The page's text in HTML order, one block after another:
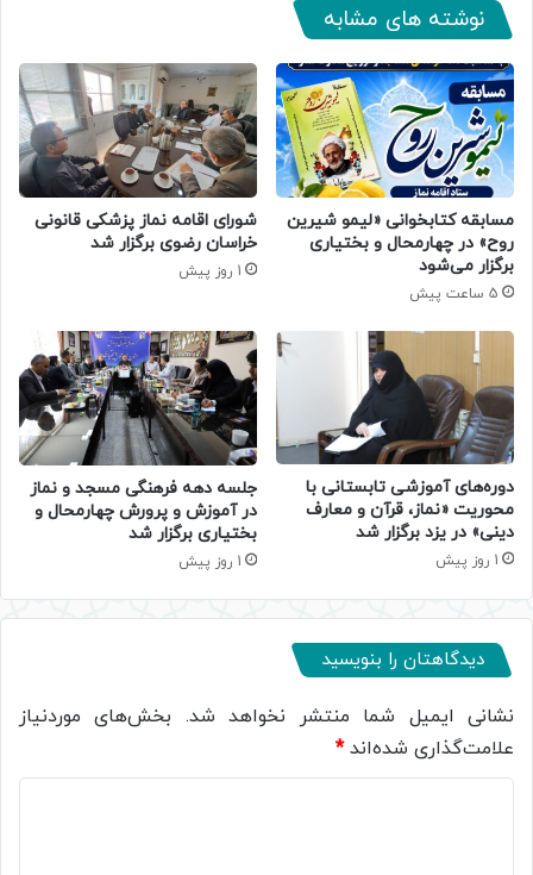
نوشته های مشابه
مسابقه کتابخوانی «لیمو شیرین
روح» در چهارمحال و بختیاری
برگزار می‌شود
5 ساعت پیش
شورای اقامه نماز پزشکی قانونی
خراسان رضوی برگزار شد
1 روز پیش
دوره‌های آموزشی تابستانی با
محوریت «نماز، قرآن و معارف
دینی» در یزد برگزار شد
1 روز پیش
جلسه دهه فرهنگی مسجد و نماز
در آموزش و پرورش چهارمحال و
بختیاری برگزار شد
1 روز پیش
دیدگاهتان را بنویسید
نشانی ایمیل شما منتشر نخواهد شد. بخش‌های موردنیاز
علامت‌گذاری شده‌اند*